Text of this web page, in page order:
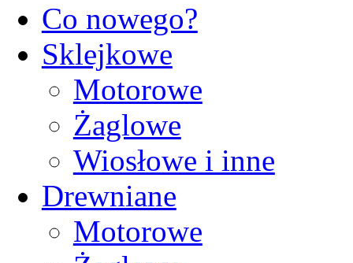
Co nowego?
Sklejkowe
Motorowe
Żaglowe
Wiosłowe i inne
Drewniane
Motorowe